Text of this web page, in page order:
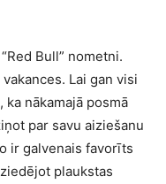
Bull” nometni.
Lai gan visi
nākamajā posmā
par savu aiziešanu
ir galvenais favorīts
plaukstas